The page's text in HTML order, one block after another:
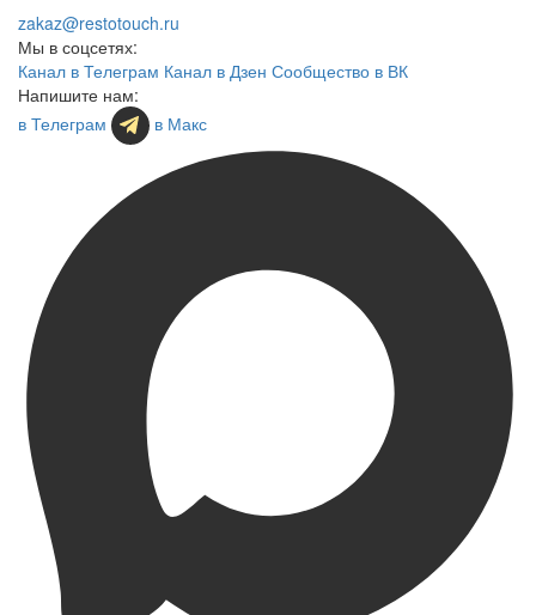
zakaz@restotouch.ru
Мы в соцсетях:
Канал в Телеграм Канал в Дзен Сообщество в ВК
Напишите нам:
в Телеграм
в Макс